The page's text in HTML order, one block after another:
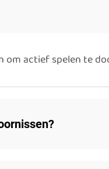
om actief spelen te